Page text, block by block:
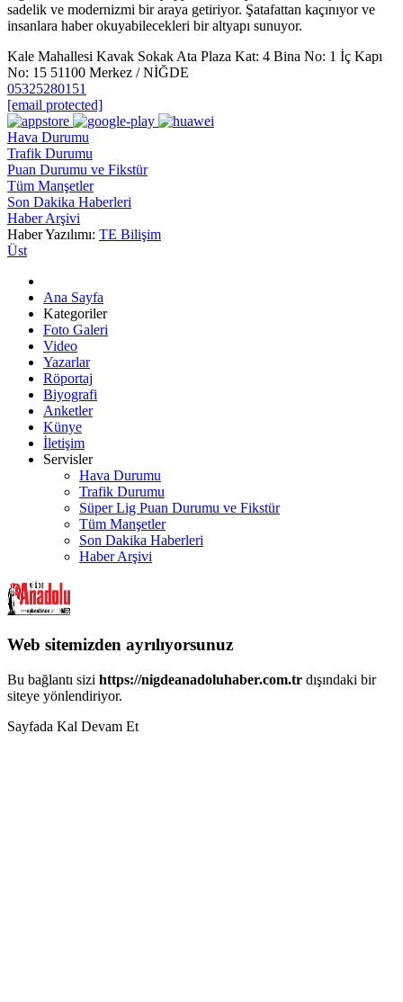
sadelik ve modernizmi bir araya getiriyor. Şatafattan kaçınıyor ve
insanlara haber okuyabilecekleri bir altyapı sunuyor.
Kale Mahallesi Kavak Sokak Ata Plaza Kat: 4 Bina No: 1 İç Kapı
No: 15 51100 Merkez / NİĞDE
05325280151
[email protected]
Hava Durumu
Trafik Durumu
Puan Durumu ve Fikstür
Tüm Manşetler
Son Dakika Haberleri
Haber Arşivi
Haber Yazılımı: TE Bilişim
Üst
Ana Sayfa
Kategoriler
Foto Galeri
Video
Yazarlar
Röportaj
Biyografi
Anketler
Künye
İletişim
Servisler
Hava Durumu
Trafik Durumu
Süper Lig Puan Durumu ve Fikstür
Tüm Manşetler
Son Dakika Haberleri
Haber Arşivi
Web sitemizden ayrılıyorsunuz
Bu bağlantı sizi https://nigdeanadoluhaber.com.tr dışındaki bir
siteye yönlendiriyor.
Sayfada Kal Devam Et